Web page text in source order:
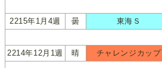
2215年1月4週 曇 東海Ｓ
2214年12月1週 晴 チャレンジカップ